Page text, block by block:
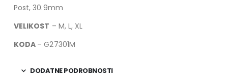
Post, 30.9mm
VELIKOST – M, L, XL
KODA – G27301M
DODATNE PODROBNOSTI